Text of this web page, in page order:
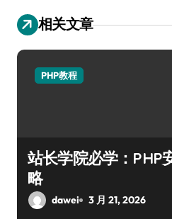
相关文章
PHP教程
站长学院必学：PHP
略
dawei 3 月 21, 2026